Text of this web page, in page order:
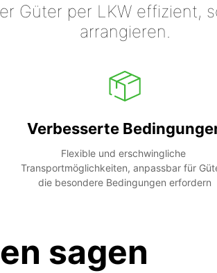
Güter per LKW effizient,
arrangieren.
Verbesserte
Flexible und erschwingliche
Transportmöglichkeiten, anpassbar für
die besondere Bedingungen erfordern
sagen